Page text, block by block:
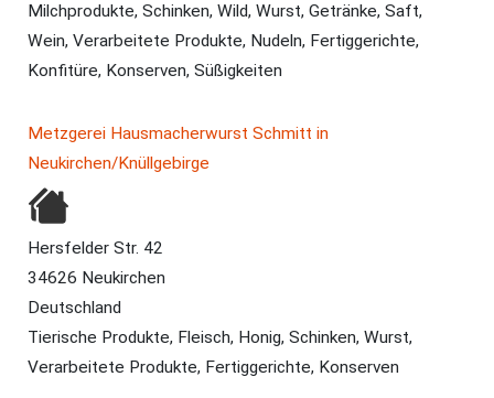
Milchprodukte, Schinken, Wild, Wurst, Getränke, Saft,
Wein, Verarbeitete Produkte, Nudeln, Fertiggerichte,
Konfitüre, Konserven, Süßigkeiten
Metzgerei Hausmacherwurst Schmitt in
Neukirchen/Knüllgebirge
Hersfelder Str. 42
34626 Neukirchen
Deutschland
Tierische Produkte, Fleisch, Honig, Schinken, Wurst,
Verarbeitete Produkte, Fertiggerichte, Konserven